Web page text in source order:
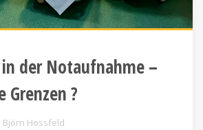
der Notaufnahme –
?
Björn Hossfeld